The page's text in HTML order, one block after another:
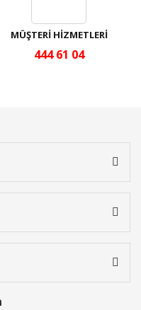
MÜŞTERİ HİZMETLERİ
444 61 04